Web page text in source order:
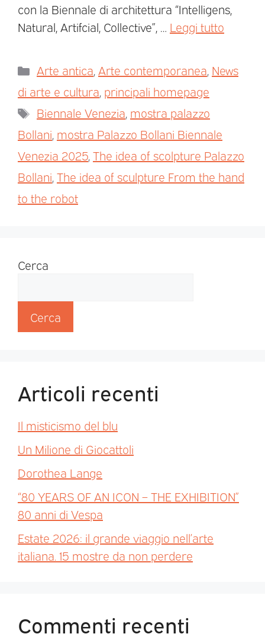
con la Biennale di architettura “Intelligens,
Natural, Artifcial, Collective”, … Leggi tutto
Arte antica, Arte contemporanea, News
di arte e cultura, principali homepage
Biennale Venezia, mostra palazzo
Bollani, mostra Palazzo Bollani Biennale
Venezia 2025,The idea of scolpture Palazzo
Bollani,The idea of sculpture From the hand
to the robot
Cerca
Cerca
Articoli recenti
Il misticismo del blu
Un Milione di Giocattoli
Dorothea Lange
“80 YEARS OF AN ICON – THE EXHIBITION”
80 anni di Vespa
Estate 2026: il grande viaggio nell’arte
italiana. 15 mostre da non perdere
Commenti recenti